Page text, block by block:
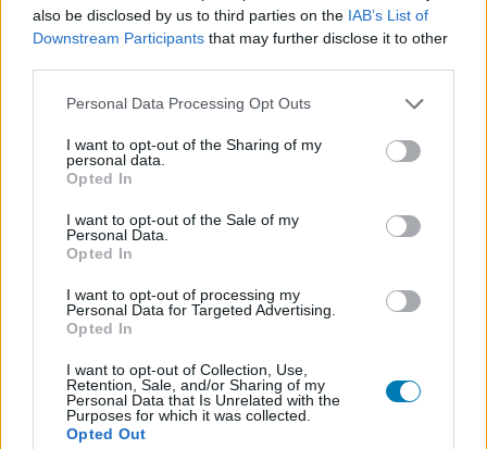
also be disclosed by us to third parties on the IAB’s List of
Downstream Participants that may further disclose it to other
Please note that this website/app uses one or more Google
not limited to your visit or usage behaviour. You may click to
grant or deny consent to Google and its third-party tags to
use your data for below specified purposes in below Google
consent section.
Personal Data Processing Opt Outs
I want to opt-out of the Sharing of my
personal data.
Opted In
I want to opt-out of the Sale of my
Personal Data.
Opted In
I want to opt-out of processing my
Personal Data for Targeted Advertising.
Opted In
I want to opt-out of Collection, Use,
Retention, Sale, and/or Sharing of my
Personal Data that Is Unrelated with the
Purposes for which it was collected.
Opted Out
pedig a korábban már meglebegtetett Tommygun lesz,
amihez az ikonikus markolatot és a dobtárat is
megszerezhetjük. Ami a járműveket illeti, a Lowrider az
egyik, amivel aHardlinelegstílusosabb bűnözői (vagy
aminek platójára is felülhetünk.
SMASH by Meló-Diák: Homok, zene és a nyár legjobb
hangulata – Jön a második forduló! (X)
Július végén folytatódik a balatoni strandröplabda-